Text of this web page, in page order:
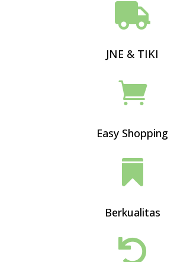

JNE & TIKI

Easy Shopping

Berkualitas
